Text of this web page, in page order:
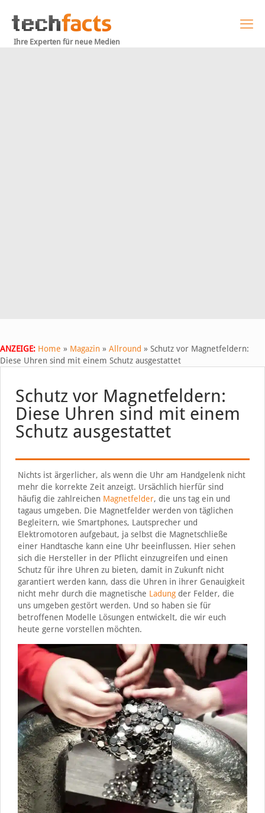
Ihre Experten für neue Medien
ANZEIGE: Home » Magazin » Allround » Schutz vor Magnetfeldern:
Diese Uhren sind mit einem Schutz ausgestattet
Schutz vor Magnetfeldern:
Diese Uhren sind mit einem
Schutz ausgestattet
Nichts ist ärgerlicher, als wenn die Uhr am Handgelenk nicht
mehr die korrekte Zeit anzeigt. Ursächlich hierfür sind
häufig die zahlreichen Magnetfelder, die uns tag ein und
tagaus umgeben. Die Magnetfelder werden von täglichen
Begleitern, wie Smartphones, Lautsprecher und
Elektromotoren aufgebaut, ja selbst die Magnetschließe
einer Handtasche kann eine Uhr beeinflussen. Hier sehen
sich die Hersteller in der Pflicht einzugreifen und einen
Schutz für ihre Uhren zu bieten, damit in Zukunft nicht
garantiert werden kann, dass die Uhren in ihrer Genauigkeit
nicht mehr durch die magnetische Ladungder Felder, die
uns umgeben gestört werden. Und so haben sie für
betroffenen Modelle Lösungen entwickelt, die wir euch
heute gerne vorstellen möchten.